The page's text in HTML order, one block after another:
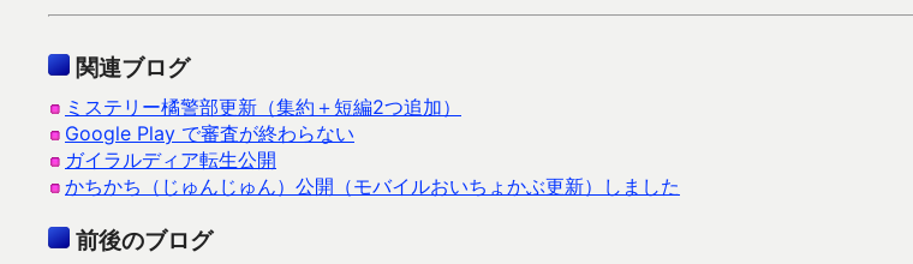
関連ブログ
ミステリー橘警部更新（集約＋短編2つ追加）
Google Play で審査が終わらない
ガイラルディア転生公開
かちかち（じゅんじゅん）公開（モバイルおいちょかぶ更新）しました
前後のブログ